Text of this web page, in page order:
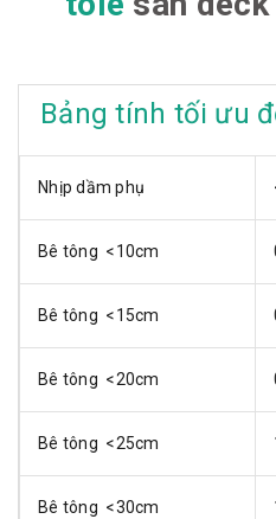
Bảng tính tối ưu
Nhịp dầm phụ
Bê tông <10cm
Bê tông <15cm
Bê tông <20cm
Bê tông <25cm
Bê tông <30cm